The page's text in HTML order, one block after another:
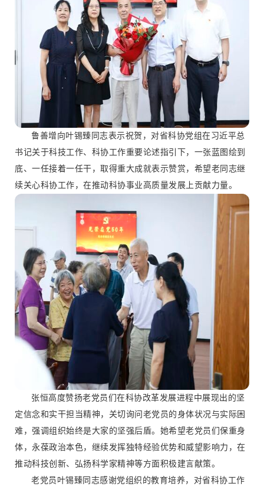
鲁善增向叶锡臻同志表示祝贺，对省科协党组在习近平总
书记关于科技工作、科协工作重要论述指引下，一张蓝图绘到
底、一任接着一任干，取得重大成就表示赞赏，希望老同志继
续关心科协工作，在推动科协事业高质量发展上贡献力量。
张恒高度赞扬老党员们在科协改革发展进程中展现出的坚
定信念和实干担当精神，关切询问老党员的身体状况与实际困
难，强调组织始终是大家的坚强后盾。她希望老党员们保重身
体，永葆政治本色，继续发挥独特经验优势和威望影响力，在
推动科技创新、弘扬科学家精神等方面积极建言献策。
老党员叶锡臻同志感谢党组织的教育培养，对省科协工作